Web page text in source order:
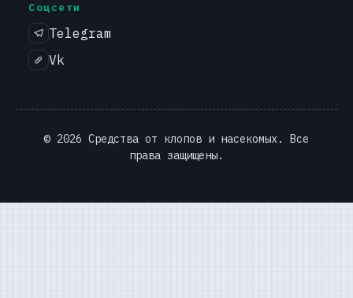
Соцсети
Telegram
Vk
© 2026 Средства от клопов и насекомых. Все
права защищены.